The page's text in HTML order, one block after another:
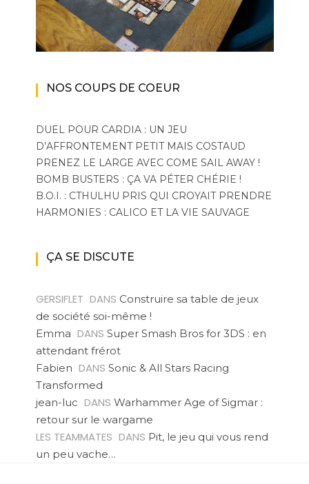
NOS COUPS DE COEUR
DUEL POUR CARDIA : UN JEU
D’AFFRONTEMENT PETIT MAIS COSTAUD
PRENEZ LE LARGE AVEC COME SAIL AWAY !
BOMB BUSTERS : ÇA VA PÉTER CHÉRIE !
B.O.I. : CTHULHU PRIS QUI CROYAIT PRENDRE
HARMONIES : CALICO ET LA VIE SAUVAGE
ÇA SE DISCUTE
GERSIFLET DANS Construire sa table de jeux
de société soi-même !
Emma DANS Super Smash Bros for 3DS : en
attendant frérot
Fabien DANS Sonic & All Stars Racing
Transformed
jean-luc DANS Warhammer Age of Sigmar :
retour sur le wargame
LES TEAMMATES DANS Pit, le jeu qui vous rend
un peu vache…